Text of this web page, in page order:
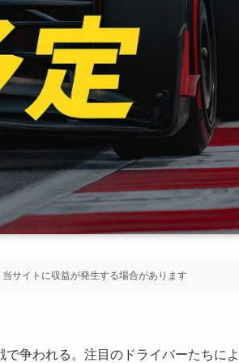
サイトに収益が発生する場合があります
争われる。注目のドライバーたちによ